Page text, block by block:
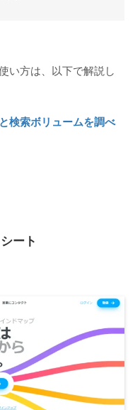
い方は、以下で解説し
検索ボリュームを調べ
ート